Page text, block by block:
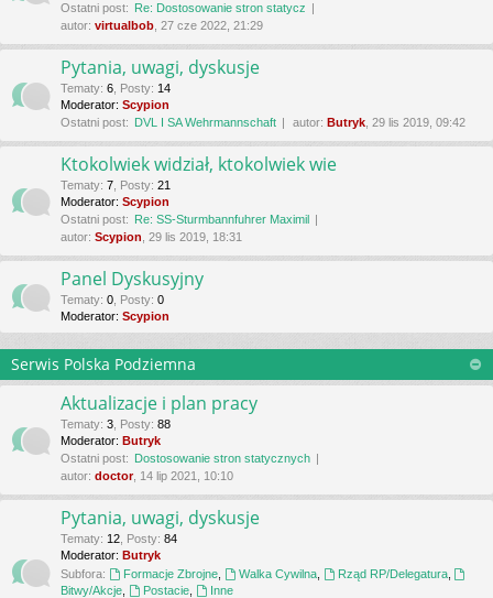
Ostatni post: Re: Dostosowanie stron statycz
autor: virtualbob , 27 cze 2022, 21:29
Pytania, uwagi, dyskusje
Tematy: 6 Posty: 14
Moderator: Scypion
Ostatni post: DVL I SA Wehrmannschaft autor: Butryk , 29 lis 2019, 09:42
Ktokolwiek widział, ktokolwiek wie
Tematy: 7 Posty: 21
Moderator: Scypion
Ostatni post: Re: SS-Sturmbannfuhrer Maximil
autor: Scypion , 29 lis 2019, 18:31
Panel Dyskusyjny
Tematy: 0 Posty: 0
Moderator: Scypion
Serwis Polska Podziemna
Aktualizacje i plan pracy
Tematy: 3 Posty: 88
Moderator: Butryk
Ostatni post: Dostosowanie stron statycznych
autor: doctor, 14 lip 2021, 10:10
Pytania, uwagi, dyskusje
Tematy: 12 Posty: 84
Moderator: Butryk
Subfora:
Formacje Zbrojne, Walka Cywilna, Rząd RP/Delegatura,
Bitwy/Akcje
Postacie,
Inne